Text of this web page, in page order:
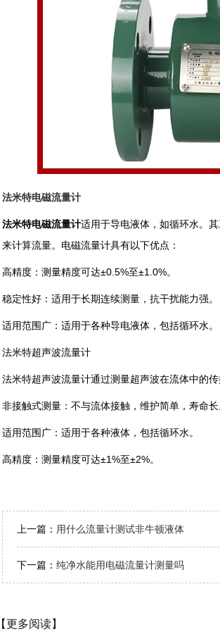
法米特电磁流量计
法米特电磁流量计适用于导电液体，如循环水。
来计算流量。电磁流量计具有以下优点：
‌高精度‌：测量精度可达±0.5%至±1.0%。
‌稳定性好‌：适用于长期连续测量，抗干扰能力强。
‌适用范围广‌：适用于各种导电液体，包括循环水。
法米特超声波流量计
法米特超声波流量计通过测量超声波在流体中的
非接触式测量‌：不与流体接触，维护简单，寿命长
‌适用范围广‌：适用于各种液体，包括循环水。
‌高精度‌：测量精度可达±1%至±2%。
上一篇： 用什么流量计测试非牛顿液体
下一篇： 纯净水能用电磁流量计测量吗
【更多阅读】